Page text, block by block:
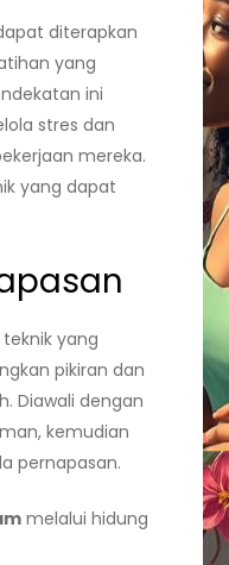
diterapkan
yang
ini
stres dan
mereka.
yang dapat
yang
pikiran dan
Diawali dengan
kemudian
pernapasan.
melalui hidung